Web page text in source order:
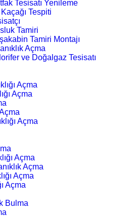
Tesisatı Yenileme
Tespiti
Tamiri
Tamiri Montajı
Açma
ve Doğalgaz Tesisatı
Açma
Açma
Açma
Açma
Açma
Açma
Açma
Bulma